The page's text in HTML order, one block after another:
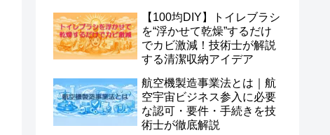
【100均DIY】トイレブラシ
を“浮かせて乾燥”するだけ
でカビ激減！技術士が解説
する清潔収納アイデア
航空機製造事業法とは｜航
空宇宙ビジネス参入に必要
な認可・要件・手続きを技
術士が徹底解説